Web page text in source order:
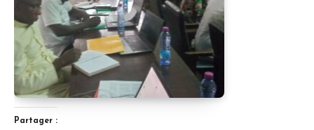
Partager :